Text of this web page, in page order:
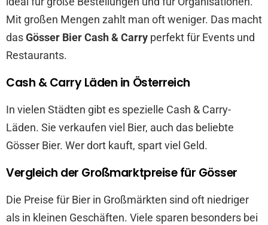
Mit großen Mengen zahlt man oft weniger. Das macht
dasGösser Bier Cash & Carry perfekt für Events und
Restaurants.
Cash & Carry Läden in Österreich
In vielen Städten gibt es spezielle Cash & Carry-
Läden. Sie verkaufen viel Bier, auch das beliebte
Gösser Bier. Wer dort kauft, spart viel Geld.
Vergleich der Großmarktpreise für Gösser
Die Preise für Bier in Großmärkten sind oft niedriger
als in kleinen Geschäften. Viele sparen besonders bei